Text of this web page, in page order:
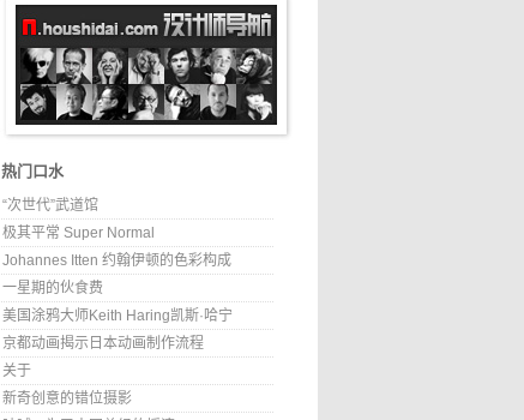
热门口水
“次世代”武道馆
极其平常 Super Normal
Johannes Itten 约翰伊顿的色彩构成
一星期的伙食费
美国涂鸦大师Keith Haring凯斯·哈宁
京都动画揭示日本动画制作流程
关于
新奇创意的错位摄影